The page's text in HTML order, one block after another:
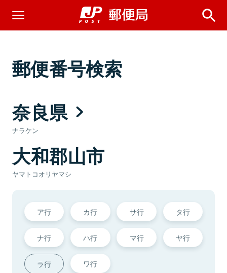
郵便番号検索
奈良県
ナラケン
大和郡山市
ヤマトコオリヤマシ
ア行 カ行 サ行 タ行
ナ行 ハ行 マ行 ヤ行
ラ行 ワ行